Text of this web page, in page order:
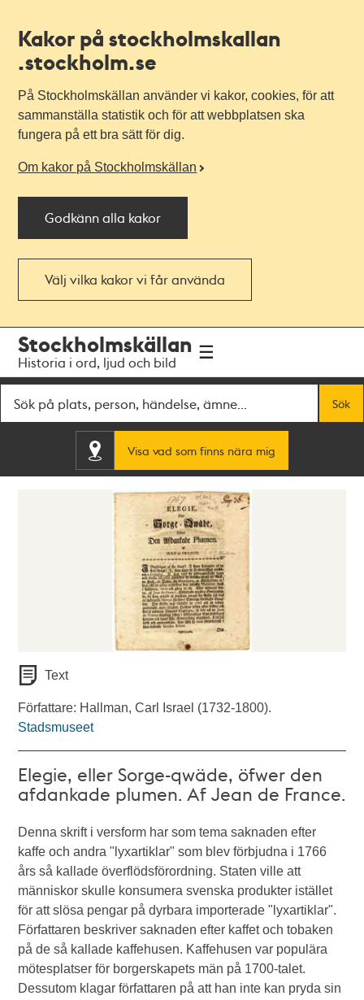
Kakor på stockholmskallan
.stockholm.se
På Stockholmskällan använder vi kakor, cookies, för att
sammanställa statistik och för att webbplatsen ska
fungera på ett bra sätt för dig.
Om kakor på Stockholmskällan
Godkänn alla kakor
Välj vilka kakor vi får använda
navigationen
huvudinnehållet
Stockholmskällan
Historia i ord, ljud och bild
Sök
Visa vad som finns nära mig
Text
Författare: Hallman, Carl Israel (1732-1800).
Stadsmuseet
Elegie, eller Sorge-qwäde, öfwer den
afdankade plumen. Af Jean de France.
Denna skrift i versform har som tema saknaden efter
kaffe och andra "lyxartiklar" som blev förbjudna i 1766
års så kallade överflödsförordning. Staten ville att
människor skulle konsumera svenska produkter istället
för att slösa pengar på dyrbara importerade "lyxartiklar".
Författaren beskriver saknaden efter kaffet och tobaken
på de så kallade kaffehusen. Kaffehusen var populära
mötesplatser för borgerskapets män på 1700-talet.
Dessutom klagar författaren på att han inte kan pryda sin